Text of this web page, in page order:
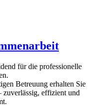
für die professionelle
Betreuung erhalten Sie
zuverlässig, effizient und